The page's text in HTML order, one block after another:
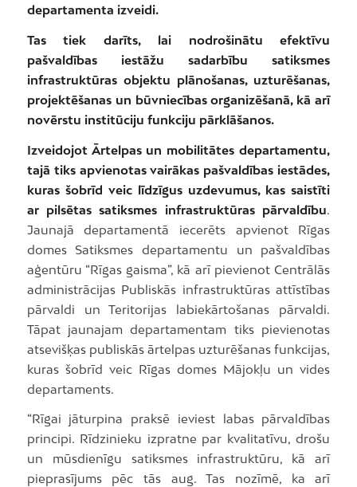
departamenta izveidi.
Tas tiek darīts, lai nodrošinātu efektīvu
pašvaldības iestāžu sadarbību satiksmes
infrastruktūras objektu plānošanas, uzturēšanas,
projektēšanas un būvniecības organizēšanā, kā arī
novērstu institūciju funkciju pārklāšanos.
Izveidojot Ārtelpas un mobilitātes departamentu,
tajā tiks apvienotas vairākas pašvaldības iestādes,
kuras šobrīd veic līdzīgus uzdevumus, kas saistīti
ar pilsētas satiksmes infrastruktūras pārvaldību.
Jaunajā departamentā iecerēts apvienot Rīgas
domes Satiksmes departamentu un pašvaldības
aģentūru “Rīgas gaisma”, kā arī pievienot Centrālās
administrācijas Publiskās infrastruktūras attīstības
pārvaldi un Teritorijas labiekārtošanas pārvaldi.
Tāpat jaunajam departamentam tiks pievienotas
atsevišķas publiskās ārtelpas uzturēšanas funkcijas,
kuras šobrīd veic Rīgas domes Mājokļu un vides
departaments.
“Rīgai jāturpina praksē ieviest labas pārvaldības
principi. Rīdzinieku izpratne par kvalitatīvu, drošu
un mūsdienīgu satiksmes infrastruktūru, kā arī
pieprasījums pēc tās aug. Tas nozīmē, ka arī